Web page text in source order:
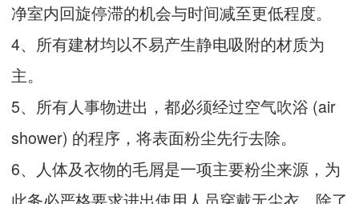
净室内回旋停滞的机会与时间减至更低程度。
4、所有建材均以不易产生静电吸附的材质为
主。
5、所有人事物进出，都必须经过空气吹浴 (air
shower) 的程序，将表面粉尘先行去除。
6、人体及衣物的毛屑是一项主要粉尘来源，为